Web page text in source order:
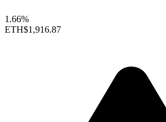
1.66%
ETH$1,916.87